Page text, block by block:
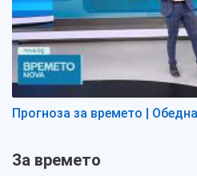
Прогноза за времето |
За времето